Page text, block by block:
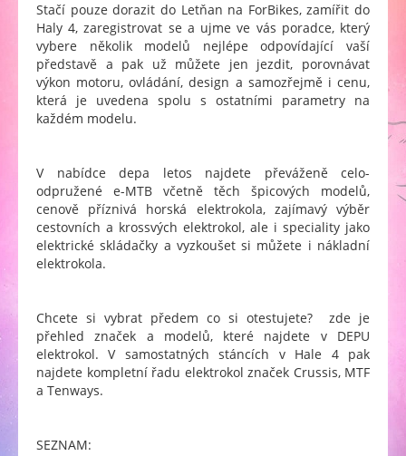
Stačí pouze dorazit do Letňan na ForBikes, zamířit do
Haly 4, zaregistrovat se a ujme ve vás poradce, který
vybere několik modelů nejlépe odpovídající vaší
představě a pak už můžete jen jezdit, porovnávat
výkon motoru, ovládání, design a samozřejmě i cenu,
která je uvedena spolu s ostatními parametry na
každém modelu.
V nabídce depa letos najdete převáženě celo-
odpružené e-MTB včetně těch špicových modelů,
cenově příznivá horská elektrokola, zajímavý výběr
cestovních a krossvých elektrokol, ale i speciality jako
elektrické skládačky a vyzkoušet si můžete i nákladní
elektrokola.
Chcete si vybrat předem co si otestujete? zde je
přehled značek a modelů, které najdete v DEPU
elektrokol. V samostatných stáncích v Hale 4 pak
najdete kompletní řadu elektrokol značek Crussis, MTF
a Tenways.
SEZNAM: